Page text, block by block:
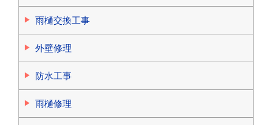
雨樋交換工事
外壁修理
防水工事
雨樋修理